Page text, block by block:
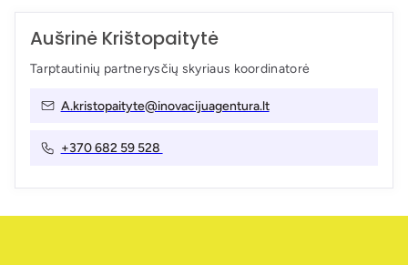
Aušrinė Krištopaitytė
Tarptautinių partnerysčių skyriaus koordinatorė
A.kristopaityte@inovacijuagentura.lt
+370 682 59 528